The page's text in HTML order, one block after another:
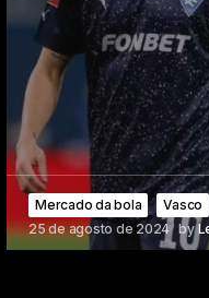
Mercado da bola
Vasco
25 de agosto de 2024 by